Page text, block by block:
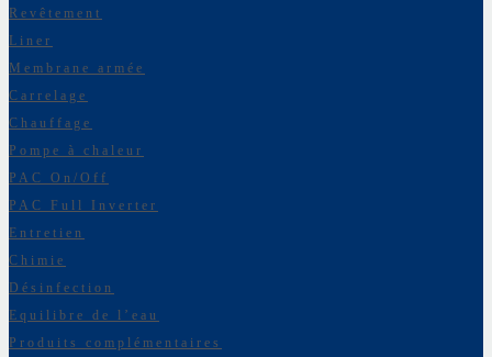
Revêtement
Liner
Membrane armée
Carrelage
Chauffage
Pompe à chaleur
PAC On/Off
PAC Full Inverter
Entretien
Chimie
Désinfection
Equilibre de l’eau
Produits complémentaires